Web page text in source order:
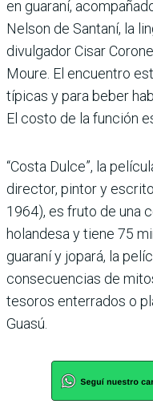
en guaraní,
Nelson de Santaní, la
divulgador Cisar
Moure. El encuentro
típicas y para beber
El costo de la función
“Costa Dulce”, la
director, pintor y
1964), es fruto de una
holandesa y tiene 75
guaraní y jopará, la
consecuencias de
tesoros enterrados o
Guasú.